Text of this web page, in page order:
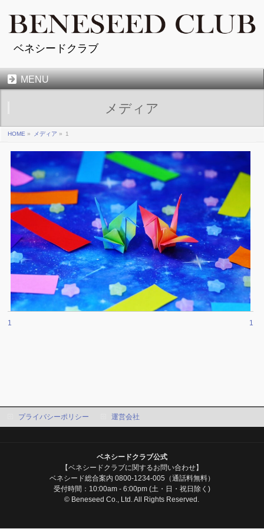
ベネシードクラブ
MENU
メディア
HOME » メディア » 1
1 1
プライバシーポリシー 運営会社
ベネシードクラブ公式
【ベネシードクラブに関するお問い合わせ】
ベネシード総合案内 0800-1234-005（通話料無料）
受付時間：10:00am - 6:00pm (土・日・祝日除く)
© Beneseed Co., Ltd. All Rights Reserved.